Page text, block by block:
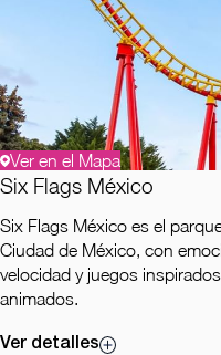
Ver en el Mapa
Six Flags México
Six Flags México es el
Ciudad de México, con
velocidad y juegos
animados.
Ver detalles